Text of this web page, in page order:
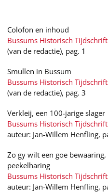
Colofon en inhoud
Bussums Historisch
(van de redactie), pag. 1
Smullen in Bussum
Bussums Historisch
(van de redactie), pag. 3
Verkleij, een 100-jarige slager
Bussums Historisch
auteur: Jan-Willem Henfling,
Zo gy wilt een goe
peekelharing
Bussums Historisch
auteur: Jan-Willem Henfling,